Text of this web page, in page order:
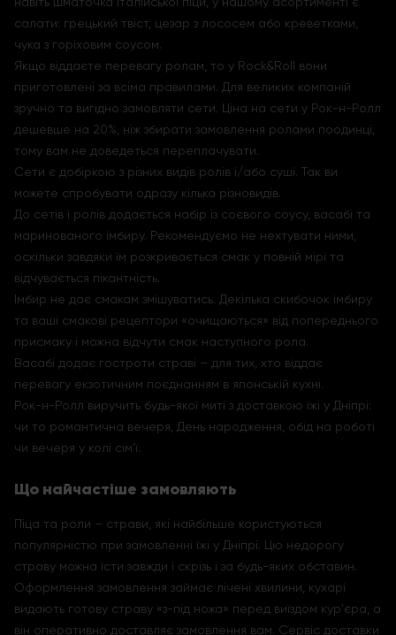
салати: грецький твіст, цезар з лососем або креветками,
чука з горіховим соусом.
Якщо віддаєте перевагу ролам, то у Rock&Roll вони
приготовлені за всіма правилами. Для великих компаній
зручно та вигідно замовляти сети. Ціна на сети у Рок-н-Ролл
дешевше на 20%, ніж збирати замовлення ролами поодинці,
тому вам не доведеться переплачувати.
Сети є добіркою з різних видів ролів і/або суші. Так ви
можете спробувати одразу кілька різновидів.
До сетів і ролів додається набір із соєвого соусу, васабі та
маринованого імбиру. Рекомендуємо не нехтувати ними,
оскільки завдяки їм розкривається смак у повній мірі та
відчувається пікантність.
Імбир не дає смакам змішуватись. Декілька скибочок імбиру
та ваші смакові рецептори «очищаються» від попереднього
присмаку і можна відчути смак наступного рола.
Васабі додає гостроти страві – для тих, хто віддає
перевагу екзотичним поєднанням в японській кухні.
Рок-н-Ролл виручить будь-якої миті з доставкою їжі у Дніпрі:
чи то романтична вечеря, День народження, обід на роботі
чи вечеря у колі сім'ї.
Що найчастіше замовляють
Піца та роли – страви, які найбільше користуються
популярністю при замовленні їжі у Дніпрі. Цю недорогу
страву можна їсти завжди і скрізь і за будь-яких обставин.
Оформлення замовлення займає лічені хвилини, кухарі
видають готову страву «з-під ножа» перед виїздом кур'єра, а
він оперативно доставляє замовлення вам. Сервіс доставки